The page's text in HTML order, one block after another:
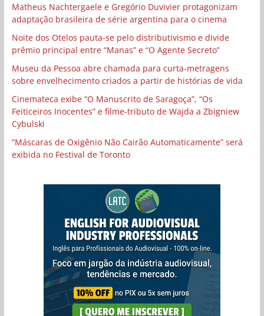
Matheus Nachtergaele e Gregório Duvivier protagonizam
adaptação brasileira de série argentina para o cinema
Noite dos Otelos pauta-se pelo distributivismo e divide
prêmio principal entre “Manas” e “O Agente Secreto”
Museu da Pessoa abre chamada para curta-metragens
sobre envelhecimento criados a partir de histórias de vida
Cinemateca exibe “O Manuscrito de Saragoça”, “Os
Feiticeiros Inocentes” e filme-tributo de Wajda a Zbigniew
Cybulski
“Máscaras de Oxigênio Não Cairão Automaticamente” será
exibida no Festival de Toronto